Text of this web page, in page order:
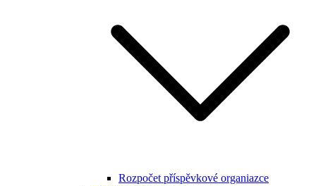
Rozpočet příspěvkové organiazce